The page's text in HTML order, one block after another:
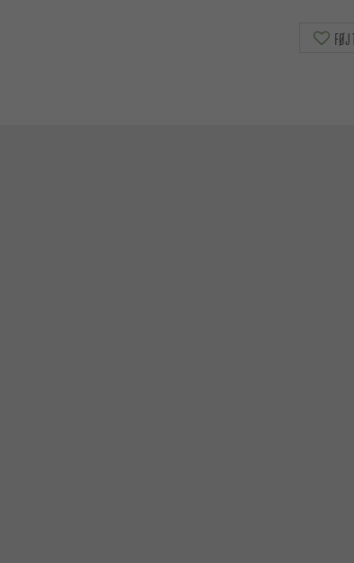
FØJ